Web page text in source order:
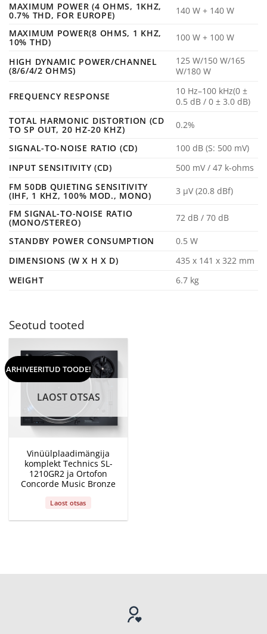
MAXIMUM POWER (4 OHMS, 1KHZ,
0.7% THD, FOR EUROPE)
140 W + 140 W
MAXIMUM POWER(8 OHMS, 1 KHZ,
10% THD) 100 W + 100 W
HIGH DYNAMIC POWER/CHANNEL
(8/6/4/2 OHMS)
125 W/150 W/165
W/180 W
FREQUENCY RESPONSE
10 Hz–100 kHz(0 ±
0.5 dB / 0 ± 3.0 dB)
TOTAL HARMONIC DISTORTION (CD
TO SP OUT, 20 HZ-20 KHZ) 0.2%
SIGNAL-TO-NOISE RATIO (CD)
100 dB (S: 500 mV)
INPUT SENSITIVITY (CD)
500 mV / 47 k-ohms
FM 50DB QUIETING SENSITIVITY
(IHF, 1 KHZ, 100% MOD., MONO)
3 μV (20.8 dBf)
FM SIGNAL-TO-NOISE RATIO
(MONO/STEREO) 72 dB / 70 dB
STANDBY POWER CONSUMPTION
0.5 W
DIMENSIONS (W X H X D)
435 x 141 x 322 mm
WEIGHT
6.7 kg
Seotud tooted
ARHIVEERITUD TOODE!
LAOST OTSAS
Vinüülplaadimängija
komplekt Technics SL-
1210GR2 ja Ortofon
Concorde Music Bronze
Laost otsas